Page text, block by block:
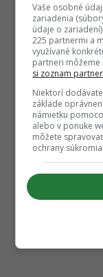
Vaše osobné
zariadenia
údaje o
225 partnermi a
využívané
partneri môžeme
si zoznam
Niektorí
základe
námietku
alebo v ponuke
môžete
ochrany